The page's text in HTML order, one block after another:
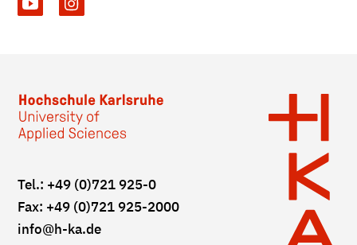
Tel.: +49 (0)721 925-0
Fax: +49 (0)721 925-2000
info@h-ka.de